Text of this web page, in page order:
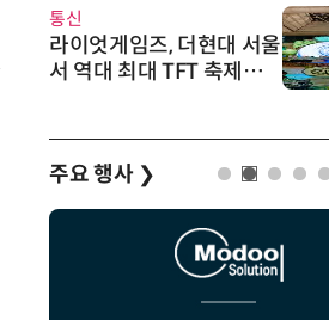
통신
라이엇게임즈, 더현대 서울
서 역대 최대 TFT 축제…
주요 행사 ❯